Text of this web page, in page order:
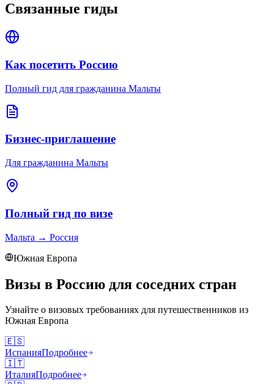
Связанные гиды
Как посетить Россию
Полный гид для гражданина Мальты
Бизнес-приглашение
Для гражданина Мальты
Полный гид по визе
Мальта → Россия
Южная Европа
Визы в Россию для соседних стран
Узнайте о визовых требованиях для путешественников из
Южная Европа
🇪🇸
ИспанияПодробнее
🇮🇹
ИталияПодробнее